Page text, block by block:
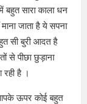
सारा काला धन
जाता है ये सपना
सी बुरी आदत है
से पीछा छुड़ाना
रही है ।
ऊपर कोई बहुत